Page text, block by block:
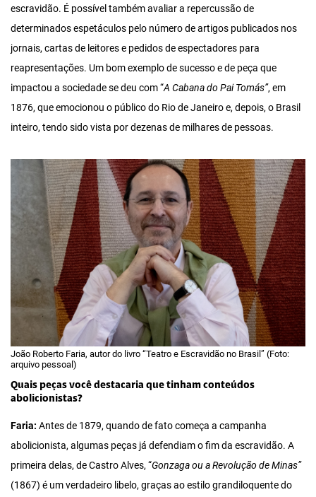
escravidão. É possível também avaliar a repercussão de
determinados espetáculos pelo número de artigos publicados nos
jornais, cartas de leitores e pedidos de espectadores para
reapresentações. Um bom exemplo de sucesso e de peça que
impactou a sociedade se deu com “A Cabana do Pai Tomás”, em
1876, que emocionou o público do Rio de Janeiro e, depois, o Brasil
inteiro, tendo sido vista por dezenas de milhares de pessoas.
João Roberto Faria, autor do livro “Teatro e Escravidão no Brasil” (Foto:
arquivo pessoal)
Quais peças você destacaria que tinham conteúdos
abolicionistas?
Faria: Antes de 1879, quando de fato começa a campanha
abolicionista, algumas peças já defendiam o fim da escravidão. A
primeira delas, de Castro Alves, “Gonzaga ou a Revolução de Minas”
(1867) é um verdadeiro libelo, graças ao estilo grandiloquente do